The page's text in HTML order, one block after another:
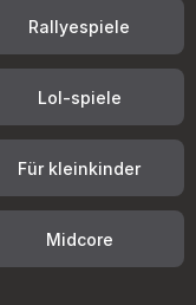
Rallyespiele
Lol-spiele
Für kleinkinder
Midcore